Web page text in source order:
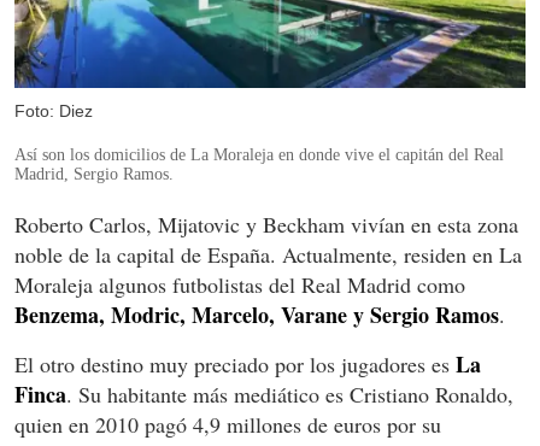
Foto: Diez
Así son los domicilios de La Moraleja en donde vive el capitán del Real
Madrid, Sergio Ramos.
Roberto Carlos, Mijatovic y Beckham vivían en esta zona
noble de la capital de España. Actualmente, residen en La
Moraleja algunos futbolistas del Real Madrid como
Benzema, Modric, Marcelo, Varane y Sergio Ramos.
El otro destino muy preciado por los jugadores es La
Finca. Su habitante más mediático es Cristiano Ronaldo,
quien en 2010 pagó 4,9 millones de euros por su